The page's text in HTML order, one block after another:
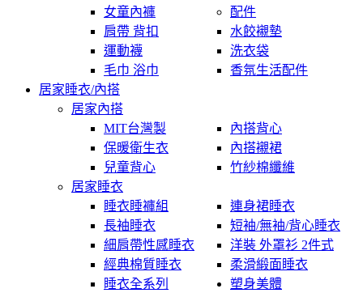
女童內褲
配件
肩帶 背扣
水餃襯墊
運動襪
洗衣袋
毛巾 浴巾
香氛生活配件
居家睡衣/內搭
居家內搭
MIT台灣製
內搭背心
保暖衛生衣
內搭襯裙
兒童背心
竹紗棉纖維
居家睡衣
睡衣睡褲組
連身裙睡衣
長袖睡衣
短袖/無袖/背心睡衣
細肩帶性感睡衣
洋裝 外罩衫 2件式
經典棉質睡衣
柔滑緞面睡衣
睡衣全系列
塑身美體